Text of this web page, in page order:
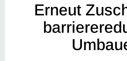
Erneut